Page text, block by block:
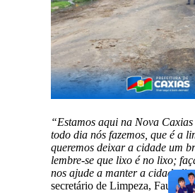
“Estamos aqui na Nova
todo dia nós fazemos, que é a
queremos deixar a cidade um
lembre-se que lixo é no lixo;
nos ajude a manter a cidade
secretário de Limpeza, Fause